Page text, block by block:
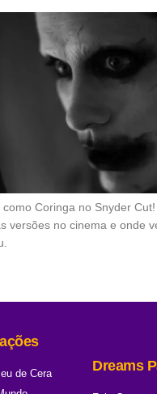
Coringa no Snyder
versões no cinema e onde
de Cera
Dreams